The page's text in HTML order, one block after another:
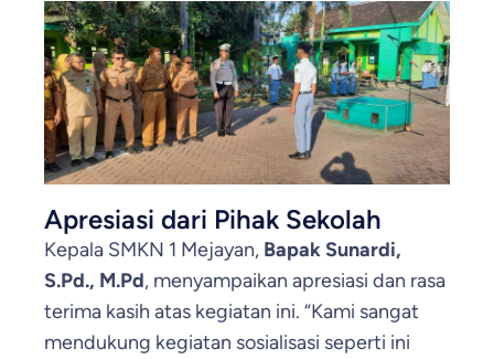
Apresiasi dari Pihak Sekolah
Kepala SMKN 1 Mejayan, Bapak Sunardi,
S.Pd., M.Pd, menyampaikan apresiasi dan rasa
terima kasih atas kegiatan ini. “Kami sangat
mendukung kegiatan sosialisasi seperti ini